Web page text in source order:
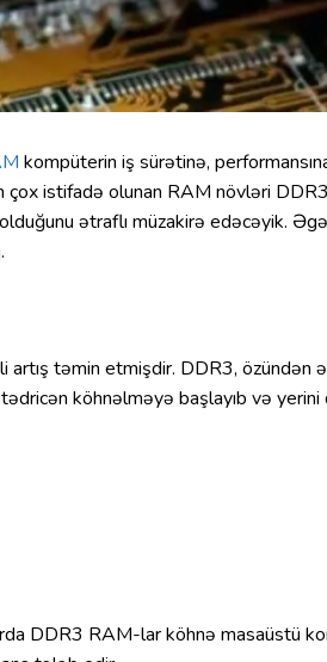
kompüterin iş sürətinə,
çox istifadə olunan RAM növləri
ətraflı müzakirə edəcəyik.
təmin etmişdir. DDR3,
köhnəlməyə başlayıb və yerini
DDR3 RAM-lar köhnə masaüstü